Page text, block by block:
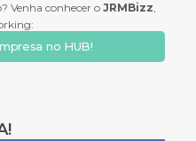
Venha conhecer o JRMBizz,
no HUB!